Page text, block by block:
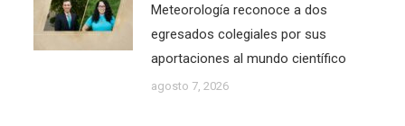
Meteorología reconoce a dos
egresados colegiales por sus
aportaciones al mundo científico
agosto 7, 2026